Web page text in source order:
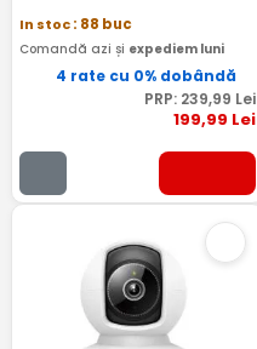
In stoc: 88 buc
Comandă azi și expediem luni
4 rate cu 0% dobândă
PRP: 239,99 Lei
199,99 Lei